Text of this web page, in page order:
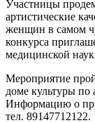
Участницы
артистические
женщин в самом
конкурса
медицинской
Мероприятие
доме культуры по
Информацию о
тел. 89147712122.